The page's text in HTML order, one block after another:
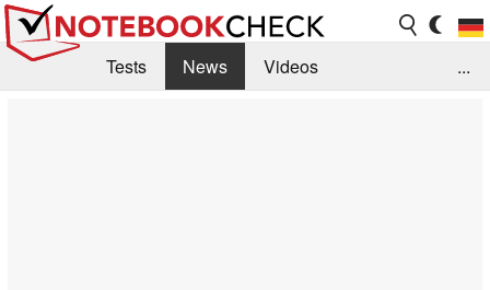
Tests News
Videos
...